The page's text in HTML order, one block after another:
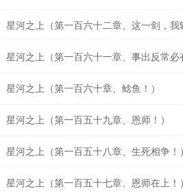
星河之上（第一百六十二章、这一剑，我
星河之上（第一百六十一章、事出反常必
星河之上（第一百六十章、鲶鱼！）
星河之上（第一百五十九章、恩师！）
星河之上（第一百五十八章、生死相争！
星河之上（第一百五十七章、恩师在上！